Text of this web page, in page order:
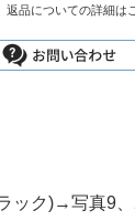
返品についての詳細は
ック)→写真9